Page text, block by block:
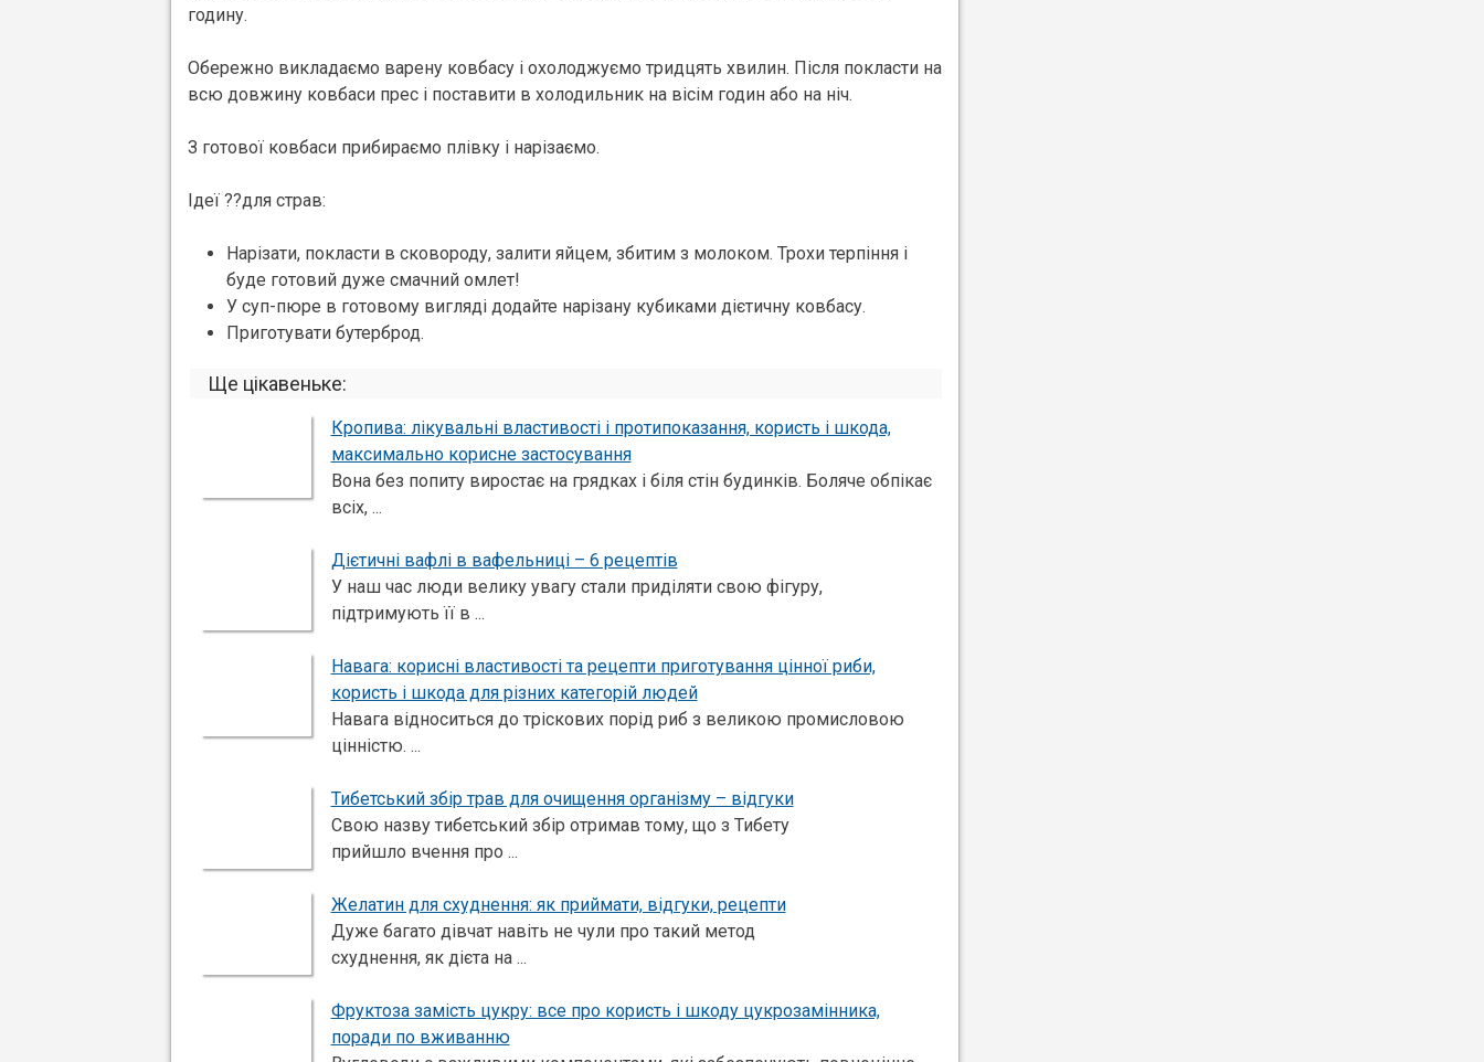
годину.
Обережно викладаємо варену ковбасу і охолоджуємо тридцять хвилин. Після покласти на
всю довжину ковбаси прес і поставити в холодильник на вісім годин або на ніч.
З готової ковбаси прибираємо плівку і нарізаємо.
Ідеї ??для страв:
Нарізати, покласти в сковороду, залити яйцем, збитим з молоком. Трохи терпіння і
буде готовий дуже смачний омлет!
У суп-пюре в готовому вигляді додайте нарізану кубиками дієтичну ковбасу.
Приготувати бутерброд.
Ще цікавеньке:
Кропива: лікувальні властивості і протипоказання, користь і шкода,
максимально корисне застосування
Вона без попиту виростає на грядках і біля стін будинків. Боляче обпікає
всіх, ...
Дієтичні вафлі в вафельниці – 6 рецептів
У наш час люди велику увагу стали приділяти свою фігуру,
підтримують її в ...
Навага: корисні властивості та рецепти приготування цінної риби,
користь і шкода для різних категорій людей
Навага відноситься до тріскових порід риб з великою промисловою
цінністю. ...
Тибетський збір трав для очищення організму – відгуки
Свою назву тибетський збір отримав тому, що з Тибету
прийшло вчення про ...
Желатин для схуднення: як приймати, відгуки, рецепти
Дуже багато дівчат навіть не чули про такий метод
схуднення, як дієта на ...
Фруктоза замість цукру: все про користь і шкоду цукрозамінника,
поради по вживанню